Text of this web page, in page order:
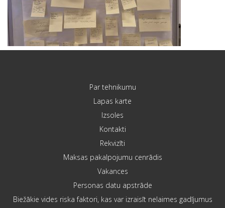
Par tehnikumu
Lapas karte
Izsoles
Kontakti
Rekvizīti
Maksas pakalpojumu cenrādis
Vakances
Personas datu apstrāde
Biežākie vides riska faktori, kas var izraisīt nelaimes gadījumus